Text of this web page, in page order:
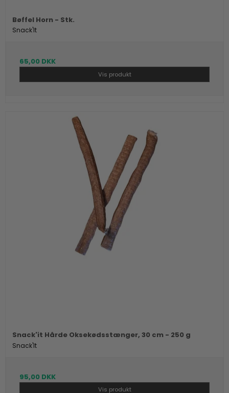
Bøffel Horn - Stk.
Snack'It
65,00 DKK
Vis produkt
Snack'it Hårde Oksekødsstænger, 30 cm - 250 g
Snack'It
95,00 DKK
Vis produkt